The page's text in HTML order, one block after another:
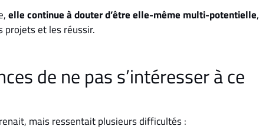
elle continue à douter d’être elle-même multi-potentielle,
projets et les réussir.
de ne pas s’intéresser à ce
mais ressentait plusieurs difficultés :